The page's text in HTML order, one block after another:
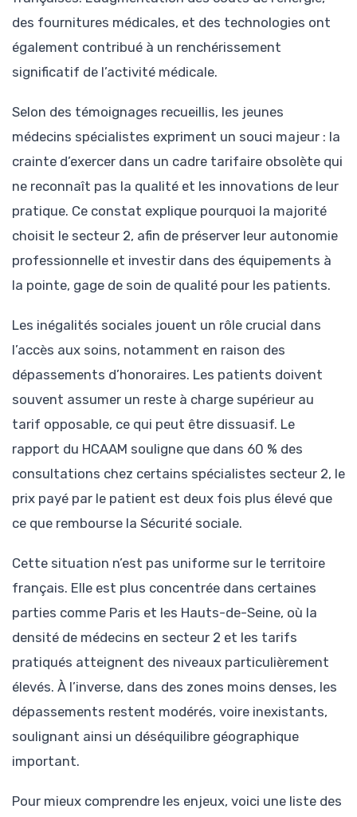
des fournitures médicales, et des technologies ont
également contribué à un renchérissement
significatif de l’activité médicale.
Selon des témoignages recueillis, les jeunes
médecins spécialistes expriment un souci majeur : la
crainte d’exercer dans un cadre tarifaire obsolète qui
ne reconnaît pas la qualité et les innovations de leur
pratique. Ce constat explique pourquoi la majorité
choisit le secteur 2, afin de préserver leur autonomie
professionnelle et investir dans des équipements à
la pointe, gage de soin de qualité pour les patients.
Les inégalités sociales jouent un rôle crucial dans
l’accès aux soins, notamment en raison des
dépassements d’honoraires. Les patients doivent
souvent assumer un reste à charge supérieur au
tarif opposable, ce qui peut être dissuasif. Le
rapport du HCAAM souligne que dans 60 % des
consultations chez certains spécialistes secteur 2, le
prix payé par le patient est deux fois plus élevé que
ce que rembourse la Sécurité sociale.
Cette situation n’est pas uniforme sur le territoire
français. Elle est plus concentrée dans certaines
parties comme Paris et les Hauts-de-Seine, où la
densité de médecins en secteur 2 et les tarifs
pratiqués atteignent des niveaux particulièrement
élevés. À l’inverse, dans des zones moins denses, les
dépassements restent modérés, voire inexistants,
soulignant ainsi un déséquilibre géographique
important.
Pour mieux comprendre les enjeux, voici une liste des